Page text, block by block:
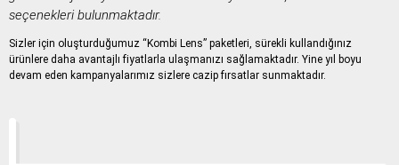
seçenekleri bulunmaktadır.
Sizler için oluşturduğumuz “Kombi Lens” paketleri, sürekli kullandığınız
ürünlere daha avantajlı fiyatlarla ulaşmanızı sağlamaktadır. Yine yıl boyu
devam eden kampanyalarımız sizlere cazip fırsatlar sunmaktadır.